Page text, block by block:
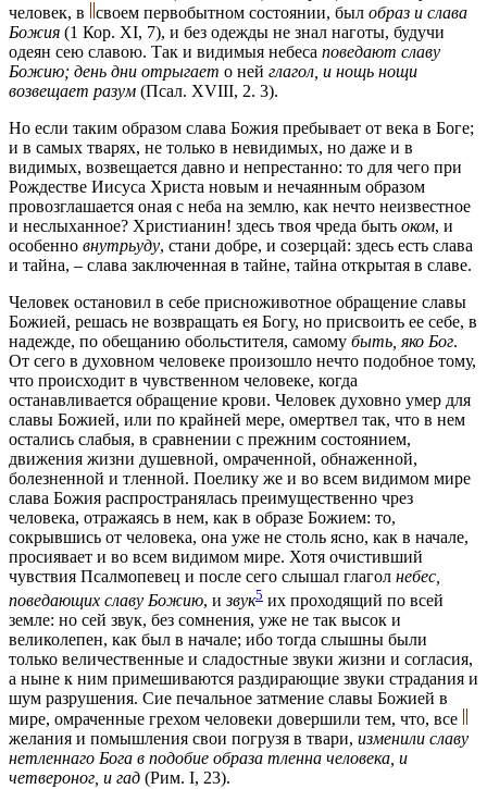
человек, в
своем первобытном состоянии, был образ и слава
Божия (1 Кор. XI, 7), и без одежды не знал наготы, будучи
одеян сею славою. Так и видимыя небеса поведают славу
Божию; день дни отрыгает о ней глагол, и нощь нощи
возвещает разум (Псал. XVIII, 2. 3).
Но если таким образом слава Божия пребывает от века в Боге;
и в самых тварях, не только в невидимых, но даже и в
видимых, возвещается давно и непрестанно: то для чего при
Рождестве Иисуса Христа новым и нечаянным образом
провозглашается оная с неба на землю, как нечто неизвестное
и неслыханное? Христианин! здесь твоя чреда быть оком, и
особенно внутрьуду, стани добре, и созерцай: здесь есть слава
и тайна, – слава заключенная в тайне, тайна открытая в славе.
Человек остановил в себе присноживотное обращение славы
Божией, решась не возвращать ея Богу, но присвоить ее себе, в
надежде, по обещанию обольстителя, самому быть, яко Бог.
От сего в духовном человеке произошло нечто подобное тому,
что происходит в чувственном человеке, когда
останавливается обращение крови. Человек духовно умер для
славы Божией, или по крайней мере, омертвел так, что в нем
остались слабыя, в сравнении с прежним состоянием,
движения жизни душевной, омраченной, обнаженной,
болезненной и тленной. Поелику же и во всем видимом мире
слава Божия распространялась преимущественно чрез
человека, отражаясь в нем, как в образе Божием: то,
сокрывшись от человека, она уже не столь ясно, как в начале,
просиявает и во всем видимом мире. Хотя очистивший
чувствия Псалмопевец и после сего слышал глагол небес,
поведающих славу Божию, извук5 их проходящий по всей
земле: но сей звук, без сомнения, уже не так высок и
великолепен, как был в начале; ибо тогда слышны были
только величественные и сладостные звуки жизни и согласия,
а ныне к ним примешиваются раздирающие звуки страдания и
шум разрушения. Сие печальное затмение славы Божией в
мире, омраченные грехом человеки довершили тем, что, все
желания и помышления свои погрузя в твари, изменили славу
нетленнаго Бога в подобие образа тленна человека, и
четвероног, и гад (Рим. I, 23).